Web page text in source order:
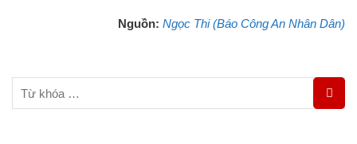
Nguồn: Ngọc Thi (Báo Công An Nhân Dân)